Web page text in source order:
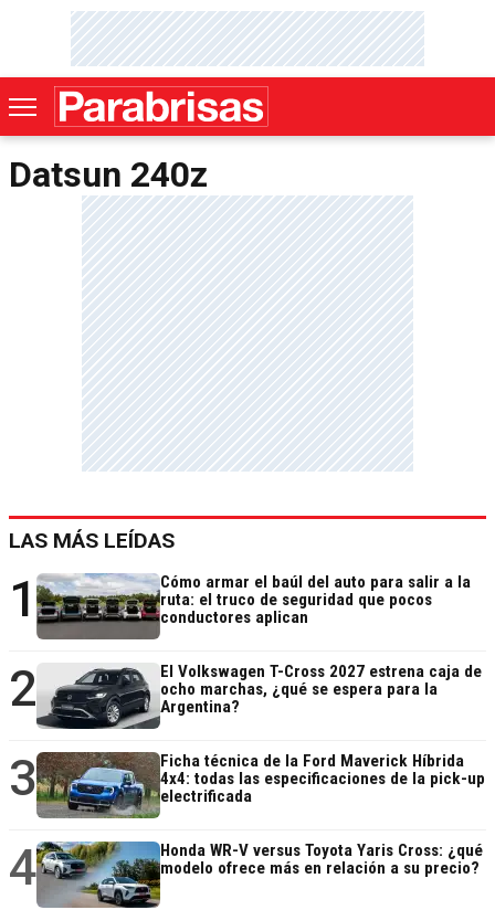
Datsun 240z
LAS MÁS LEÍDAS
1
Cómo armar el baúl del auto para salir a la
ruta: el truco de seguridad que pocos
conductores aplican
2
El Volkswagen T-Cross 2027 estrena caja de
ocho marchas, ¿qué se espera para la
Argentina?
3
Ficha técnica de la Ford Maverick Híbrida
4x4: todas las especificaciones de la pick-up
electrificada
4
Honda WR-V versus Toyota Yaris Cross: ¿qué
modelo ofrece más en relación a su precio?